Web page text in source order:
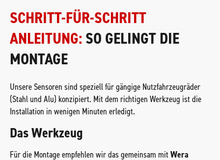
SCHRITT-FÜR-SCHRITT
ANLEITUNG: SO GELINGT DIE
MONTAGE
Unsere Sensoren sind speziell für gängige Nutzfahrzeugräder
(Stahl und Alu) konzipiert. Mit dem richtigen Werkzeug ist die
Installation in wenigen Minuten erledigt.
Das Werkzeug
Für die Montage empfehlen wir das gemeinsam mitWera